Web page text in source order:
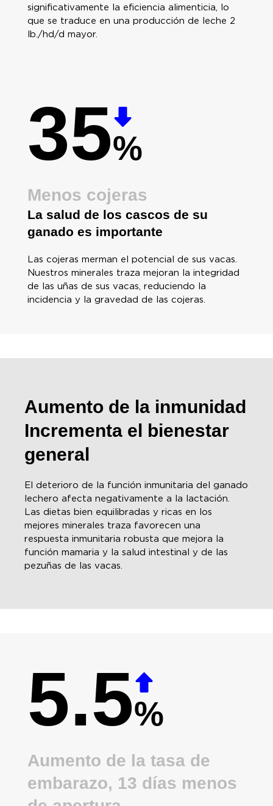
significativamente la eficiencia alimenticia, lo
que se traduce en una producción de leche 2
lb./hd/d mayor.
35%
Menos cojeras
La salud de los cascos de su
ganado es importante
Las cojeras merman el potencial de sus vacas.
Nuestros minerales traza mejoran la integridad
de las uñas de sus vacas, reduciendo la
incidencia y la gravedad de las cojeras.
Aumento de la inmunidad
Incrementa el bienestar
general
El deterioro de la función inmunitaria del ganado
lechero afecta negativamente a la lactación.
Las dietas bien equilibradas y ricas en los
mejores minerales traza favorecen una
respuesta inmunitaria robusta que mejora la
función mamaria y la salud intestinal y de las
pezuñas de las vacas.
5.5%
Aumento de la tasa de
embarazo, 13 días menos